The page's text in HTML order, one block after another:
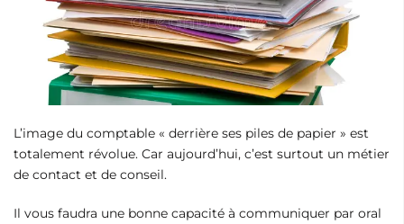
L’image du comptable « derrière ses piles de papier » est
totalement révolue. Car aujourd’hui, c’est surtout un métier
de contact et de conseil.
Il vous faudra une bonne capacité à communiquer par oral